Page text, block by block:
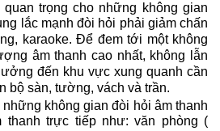
trọng cho những không gian
lắc mạnh đòi hỏi phải giảm chấn
karaoke. Để đem tới một không
âm thanh cao nhất, không lẫn
đến khu vực xung quanh cần
bộ sàn, tường, vách và trần.
không gian đòi hỏi âm thanh
trực tiếp như: văn phòng (